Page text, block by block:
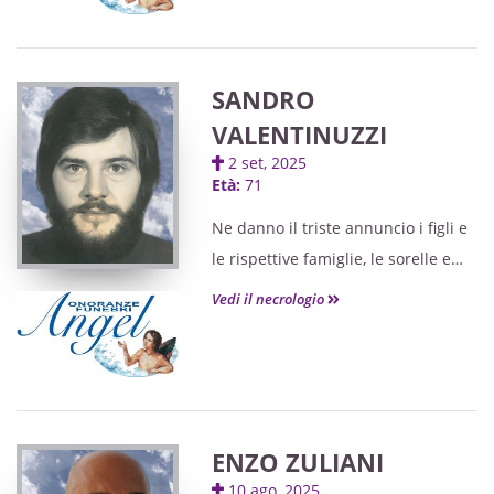
celebrato giovedì 18 settembre, alle
Seguirà cremazione. Si ringraziano
quanti vorranno onorarla.
SANDRO
VALENTINUZZI
2 set, 2025
Età: 71
Ne danno il triste annuncio i figli e
le rispettive famiglie, le sorelle e
parenti tutti. I funerali avranno
Cividale. Si ringraziano quanti
Vedi il necrologio
ENZO ZULIANI